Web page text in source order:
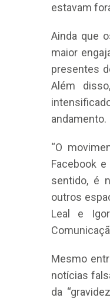
estavam
Ainda que
maior
presentes
Além
andamento.
“O
Facebook
sentido, é
outros
Leal e
Mesmo
notícias
da